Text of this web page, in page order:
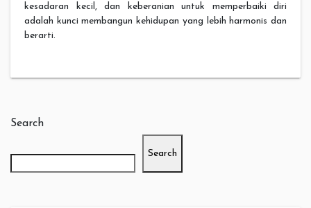
kesadaran kecil, dan keberanian untuk memperbaiki diri
adalah kunci membangun kehidupan yang lebih harmonis dan
berarti.
Search
Search